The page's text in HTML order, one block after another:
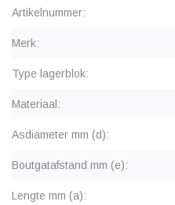
Artikelnummer:
Merk:
Type lagerblok:
Materiaal:
Asdiameter mm (d):
Boutgatafstand mm (e):
Lengte mm (a):